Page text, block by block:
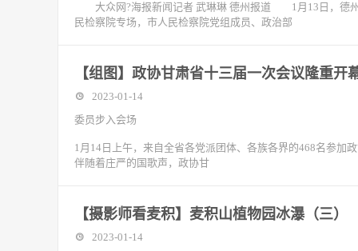
大众网?海报新闻记者 武琳琳 德州报道 1月13日，德州
民检察院专场，市人民检察院党组成员、政治部
【组图】政协甘肃省十三届一次会议隆重开
2023-01-14
委员步入会场
1月14日上午，来自全省各党派团体、各族各界的468名参加
伴随着庄严的国歌声，政协甘
【摄影师看麦积】麦积山植物园冰瀑（三）
2023-01-14